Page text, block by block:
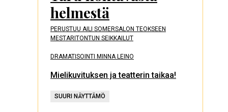
helmestä
PERUSTUU AILI SOMERSALON TEOKSEEN
MESTARITONTUN SEIKKAILUT
DRAMATISOINTI MINNA LEINO
Mielikuvituksen ja teatterin taikaa!
SUURI NÄYTTÄMÖ